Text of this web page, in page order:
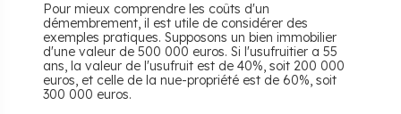
Pour mieux comprendre les coûts d'un
démembrement, il est utile de considérer des
exemples pratiques. Supposons un bien immobilier
d'une valeur de 500 000 euros. Si l'usufruitier a 55
ans, la valeur de l'usufruit est de 40%, soit 200 000
euros, et celle de la nue-propriété est de 60%, soit
300 000 euros.